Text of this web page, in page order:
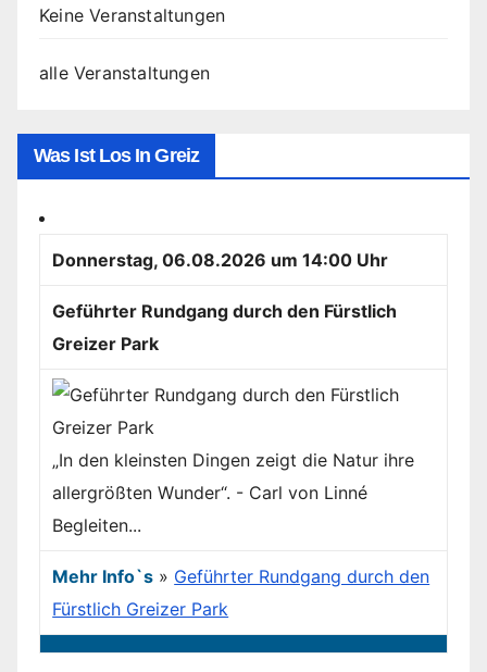
Keine Veranstaltungen
alle Veranstaltungen
Was Ist Los In Greiz
Donnerstag, 06.08.2026 um 14:00 Uhr
Geführter Rundgang durch den Fürstlich
Greizer Park
„In den kleinsten Dingen zeigt die Natur ihre
allergrößten Wunder“. - Carl von Linné
Begleiten...
Mehr Info`s » Geführter Rundgang durch den
Fürstlich Greizer Park